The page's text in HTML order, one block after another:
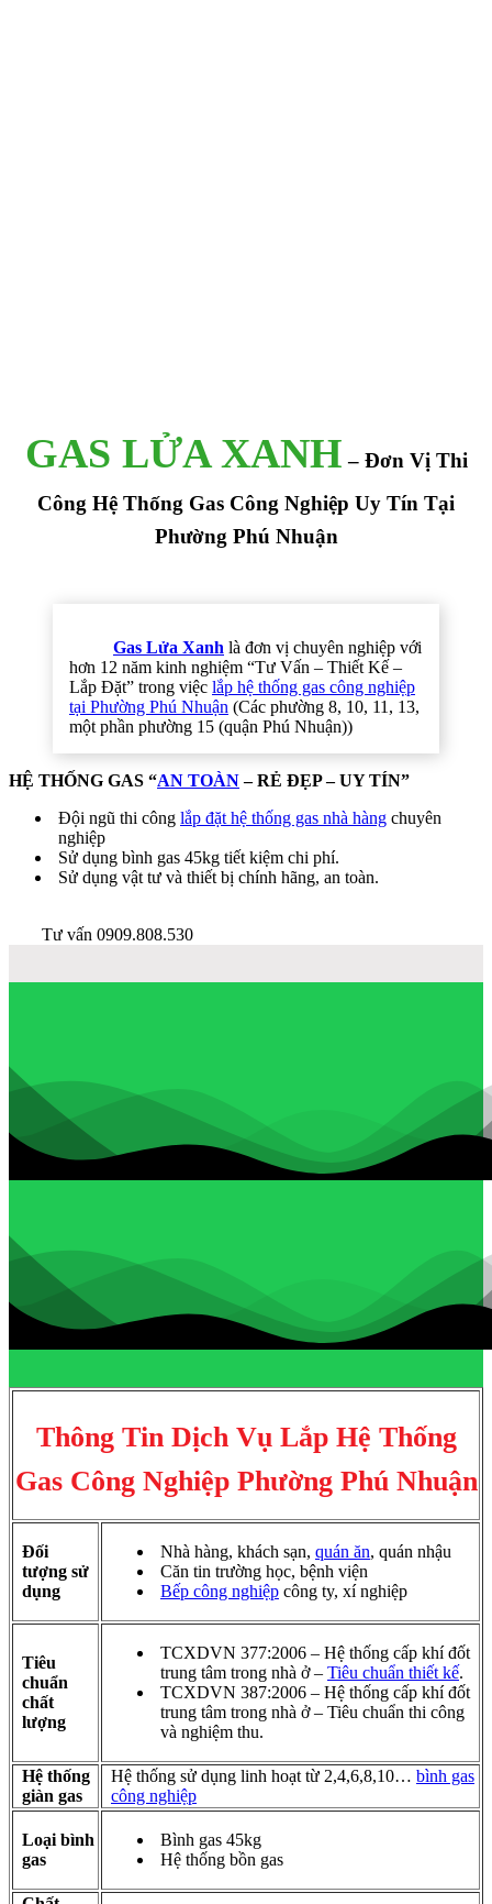
GAS LỬA XANH – Đơn Vị Thi
Công Hệ Thống Gas Công Nghiệp Uy Tín Tại
Phường Phú Nhuận
Gas Lửa Xanh là đơn vị chuyên nghiệp với
hơn 12 năm kinh nghiệm “Tư Vấn – Thiết Kế –
Lắp Đặt” trong việc lắp hệ thống gas công nghiệp
tại Phường Phú Nhuận (Các phường 8, 10, 11, 13,
một phần phường 15 (quận Phú Nhuận))
HỆ THỐNG GAS “AN TOÀN– RẺ ĐẸP – UY TÍN”
Đội ngũ thi công lắp đặt hệ thống gas nhà hàng chuyên
nghiệp
Sử dụng bình gas 45kg tiết kiệm chi phí.
Sử dụng vật tư và thiết bị chính hãng, an toàn.
Tư vấn 0909.808.530
Thông Tin Dịch Vụ Lắp Hệ Thống
Gas Công Nghiệp Phường Phú Nhuận
Đối
tượng sử
dụng
Nhà hàng, khách sạn, quán ăn, quán nhậu
Căn tin trường học, bệnh viện
Bếp công nghiệp công ty, xí nghiệp
Tiêu
chuẩn
chất
lượng
TCXDVN 377:2006 – Hệ thống cấp khí đốt
trung tâm trong nhà ở – Tiêu chuẩn thiết kế.
TCXDVN 387:2006 – Hệ thống cấp khí đốt
trung tâm trong nhà ở – Tiêu chuẩn thi công
và nghiệm thu.
Hệ thống
giàn gas
Hệ thống sử dụng linh hoạt từ 2,4,6,8,10… bình gas
công nghiệp
Loại bình
gas
Bình gas 45kg
Hệ thống bồn gas